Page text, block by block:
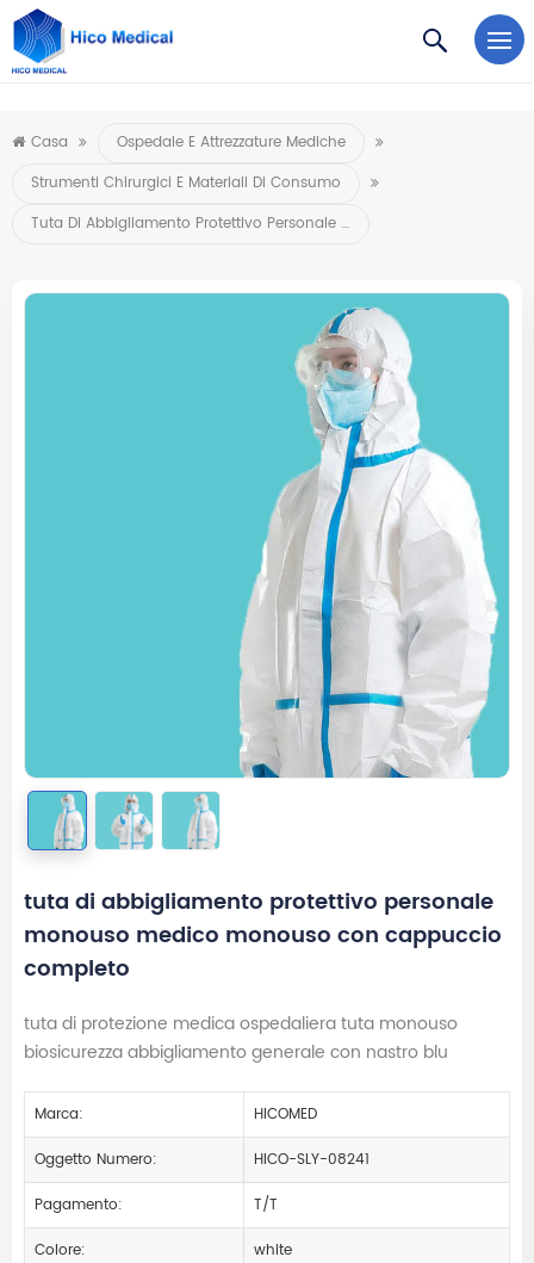
https://www.microsoft.com/en-us/microsoft-teams/log-in
Casa
Ospedale E Attrezzature Mediche
Strumenti Chirurgici E Materiali Di Consumo
Tuta Di Abbigliamento Protettivo Personale Monouso Medico Monouso Con Cappuccio Completo
tuta di abbigliamento protettivo personale
monouso medico monouso con cappuccio
completo
tuta di protezione medica ospedaliera tuta monouso
biosicurezza abbigliamento generale con nastro blu
Marca:
HICOMED
Oggetto Numero:
HICO-SLY-08241
Pagamento:
T/T
Colore:
white